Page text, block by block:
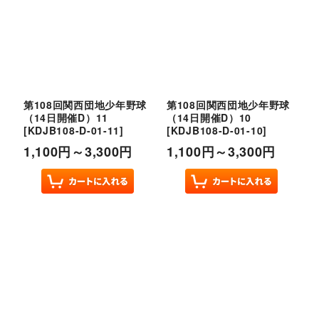
第108回関西団地少年野球
（14日開催D）11
[KDJB108-D-01-11]
1,100円～3,300円
第108回関西団地少年野球
（14日開催D）10
[KDJB108-D-01-10]
1,100円～3,300円